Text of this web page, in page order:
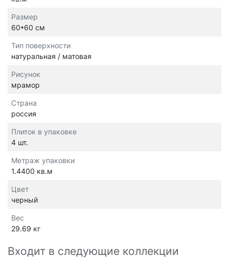
Размер
60*60 см
Тип поверхности
натуральная / матовая
Рисунок
мрамор
Страна
россия
Плиток в упаковке
4 шт.
Метраж упаковки
1.4400 кв.м
Цвет
черный
Вес
29.69 кг
Входит в следующие коллекции